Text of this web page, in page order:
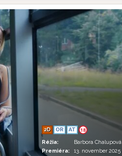
2D OR AT 18
Réžia:
Barbora Chalupová
Premiéra:
13. november 2025